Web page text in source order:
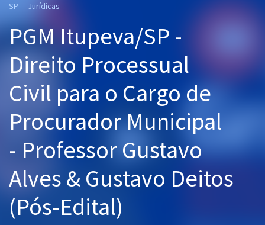
Cursos 20% OFF
Pós
Graduação
OAB
Questões grátis
Conteúdo gratuito
Blog
SP - Jurídicas
PGM Itupeva/SP -
Direito Processual
Civil para o Cargo de
Procurador Municipal
- Professor Gustavo
Alves & Gustavo Deitos
(Pós-Edital)